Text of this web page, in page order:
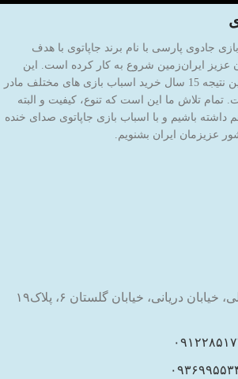
جادوی پارسی با نام برند جاپاتوی با هدف
عزیز ایران‌زمین شروع به کار کرده است. این
فروشگاه اسباب بازی آنلاین نتیجه 15 سال خرید اسباب بازی های مختلف مادر
تمام تلاش ما این است که تنوع، کیفیت و البته
داشته باشیم و با اسباب بازی جاپاتوی صدای خنده
عزیزمان ایران بشنویم.
دریانی، خیابان گلستان ۶، پلاک۱۹